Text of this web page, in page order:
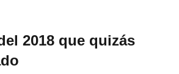
2018 que quizás